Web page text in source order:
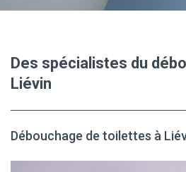
Des spécialistes du
Liévin
Débouchage de toilettes à